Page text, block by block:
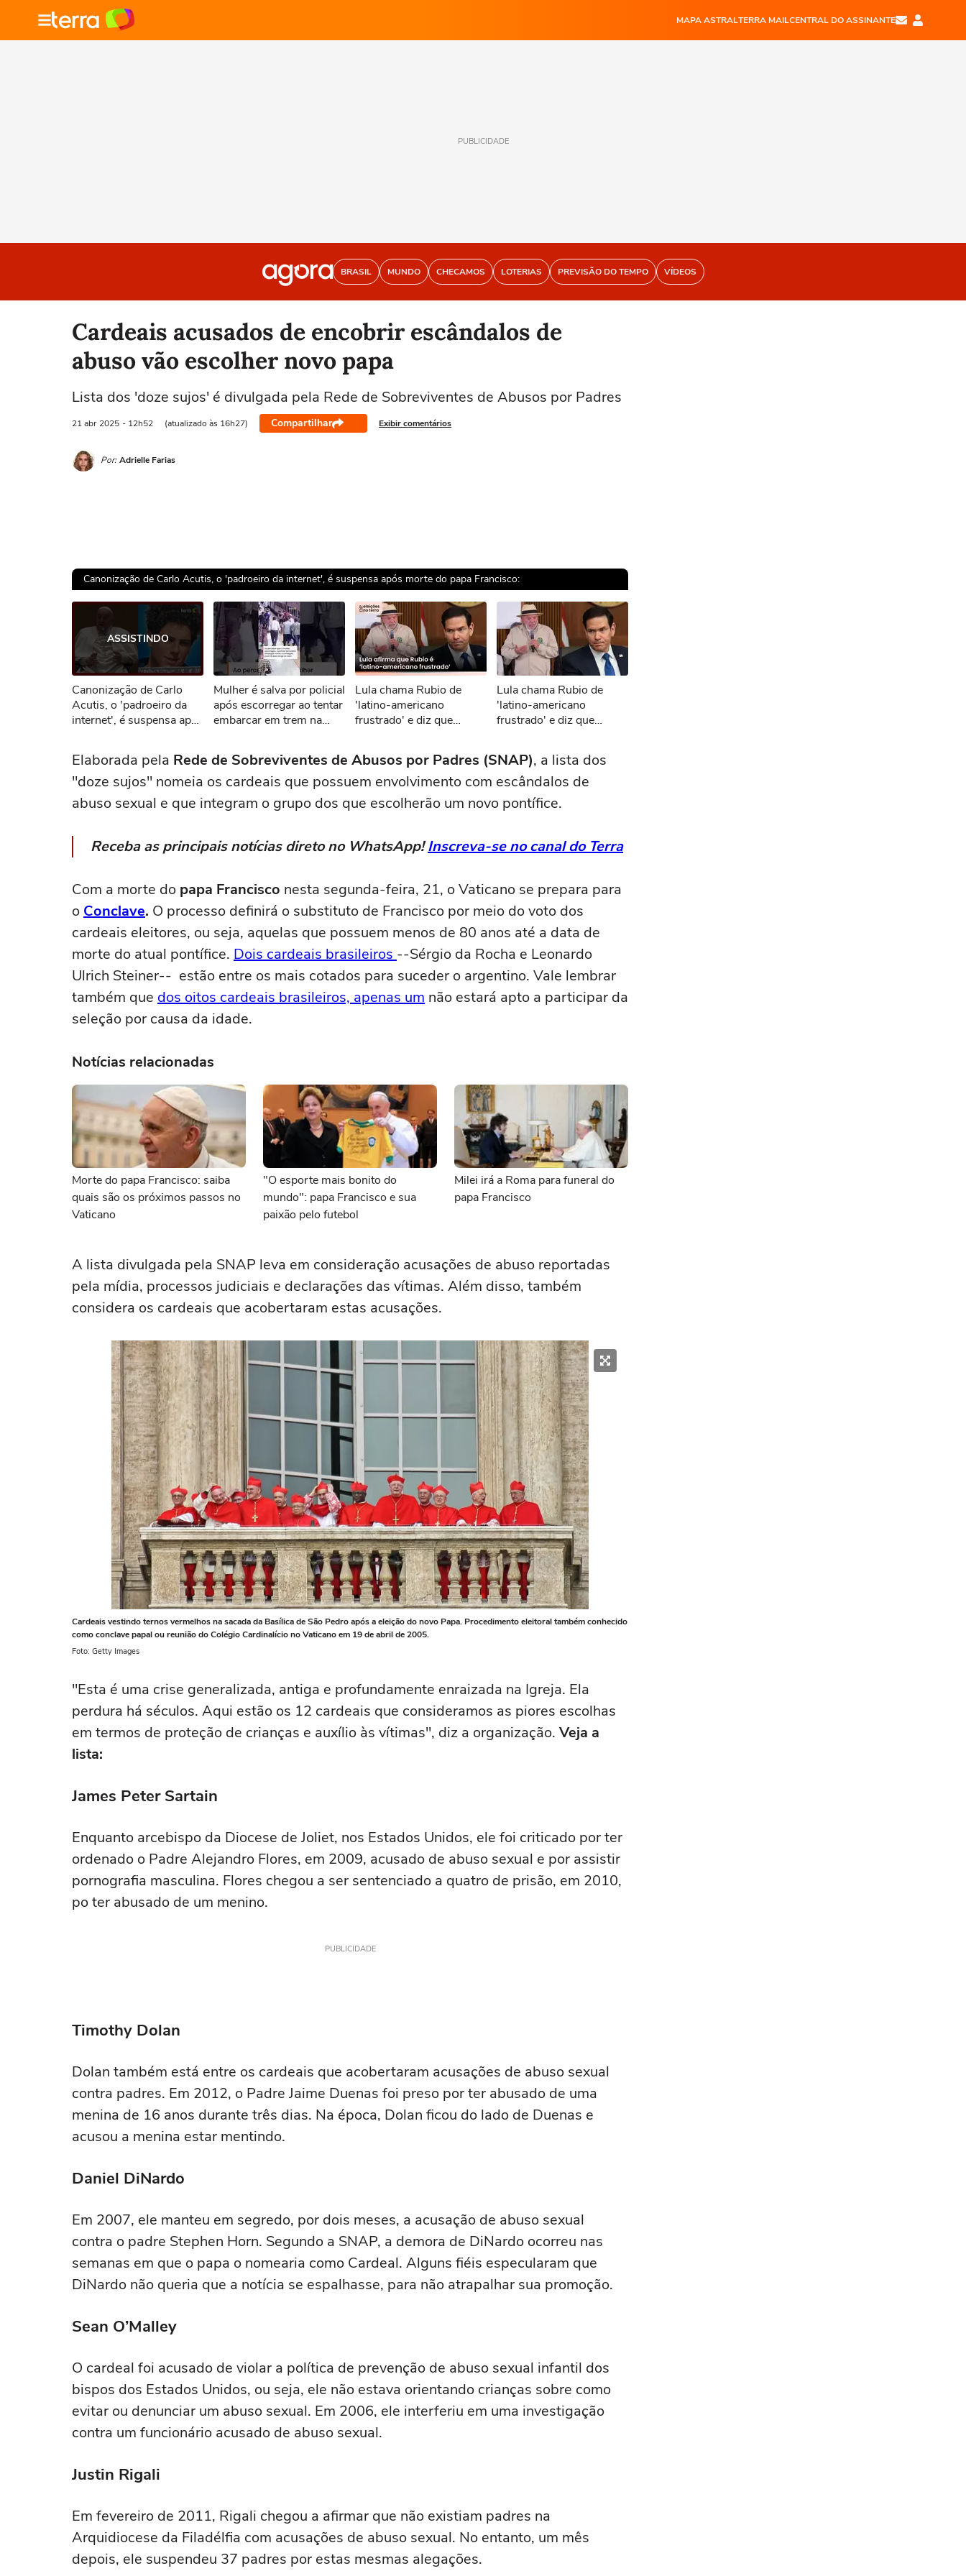
MAPA ASTRALTERRA MAILCENTRAL DO ASSINANTE
PUBLICIDADE
BRASIL MUNDO CHECAMOS LOTERIAS PREVISÃO DO TEMPO VÍDEOS
Cardeais acusados de encobrir escândalos de
abuso vão escolher novo papa
Lista dos 'doze sujos' é divulgada pela Rede de Sobreviventes de Abusos por Padres
21 abr 2025 - 12h52 (atualizado às 16h27) Compartilhar Exibir comentários
Por: Adrielle Farias
Canonização de Carlo Acutis, o 'padroeiro da internet', é suspensa após morte do papa Francisco:
Ops!
Não foi possível reproduzir o vídeo
Tentar novamente
ASSISTINDO
Canonização de Carlo
Acutis, o 'padroeiro da
internet', é suspensa após
Mulher é salva por policial
após escorregar ao tentar
embarcar em trem na
Lula chama Rubio de
'latino-americano
frustrado' e diz que
Lula chama Rubio de
'latino-americano
frustrado' e diz que
o Brasil'
Elaborada pela Rede de Sobreviventes de Abusos por Padres (SNAP), a lista dos
"doze sujos" nomeia os cardeais que possuem envolvimento com escândalos de
abuso sexual e que integram o grupo dos que escolherão um novo pontífice.
Receba as principais notícias direto no WhatsApp!Inscreva-se no canal do Terra
Com a morte do papa Francisco nesta segunda-feira, 21, o Vaticano se prepara para
o Conclave. O processo definirá o substituto de Francisco por meio do voto dos
cardeais eleitores, ou seja, aquelas que possuem menos de 80 anos até a data de
morte do atual pontífice. Dois cardeais brasileiros --Sérgio da Rocha e Leonardo
Ulrich Steiner-- estão entre os mais cotados para suceder o argentino. Vale lembrar
também que dos oitos cardeais brasileiros, apenas um não estará apto a participar da
seleção por causa da idade.
Notícias relacionadas
Morte do papa Francisco: saiba
quais são os próximos passos no
Vaticano
"O esporte mais bonito do
mundo": papa Francisco e sua
paixão pelo futebol
Milei irá a Roma para funeral do
papa Francisco
A lista divulgada pela SNAP leva em consideração acusações de abuso reportadas
pela mídia, processos judiciais e declarações das vítimas. Além disso, também
considera os cardeais que acobertaram estas acusações.
Cardeais vestindo ternos vermelhos na sacada da Basílica de São Pedro após a eleição do novo Papa. Procedimento eleitoral também conhecido
como conclave papal ou reunião do Colégio Cardinalício no Vaticano em 19 de abril de 2005.
Foto: Getty Images
"Esta é uma crise generalizada, antiga e profundamente enraizada na Igreja. Ela
perdura há séculos. Aqui estão os 12 cardeais que consideramos as piores escolhas
em termos de proteção de crianças e auxílio às vítimas", diz a organização. Veja a
lista:
James Peter Sartain
Enquanto arcebispo da Diocese de Joliet, nos Estados Unidos, ele foi criticado por ter
ordenado o Padre Alejandro Flores, em 2009, acusado de abuso sexual e por assistir
pornografia masculina. Flores chegou a ser sentenciado a quatro de prisão, em 2010,
po ter abusado de um menino.
PUBLICIDADE
Timothy Dolan
Dolan também está entre os cardeais que acobertaram acusações de abuso sexual
contra padres. Em 2012, o Padre Jaime Duenas foi preso por ter abusado de uma
menina de 16 anos durante três dias. Na época, Dolan ficou do lado de Duenas e
acusou a menina estar mentindo.
Daniel DiNardo
Em 2007, ele manteu em segredo, por dois meses, a acusação de abuso sexual
contra o padre Stephen Horn. Segundo a SNAP, a demora de DiNardo ocorreu nas
semanas em que o papa o nomearia como Cardeal. Alguns fiéis especularam que
DiNardo não queria que a notícia se espalhasse, para não atrapalhar sua promoção.
Sean O’Malley
O cardeal foi acusado de violar a política de prevenção de abuso sexual infantil dos
bispos dos Estados Unidos, ou seja, ele não estava orientando crianças sobre como
evitar ou denunciar um abuso sexual. Em 2006, ele interferiu em uma investigação
contra um funcionário acusado de abuso sexual.
Justin Rigali
Em fevereiro de 2011, Rigali chegou a afirmar que não existiam padres na
Arquidiocese da Filadélfia com acusações de abuso sexual. No entanto, um mês
depois, ele suspendeu 37 padres por estas mesmas alegações.